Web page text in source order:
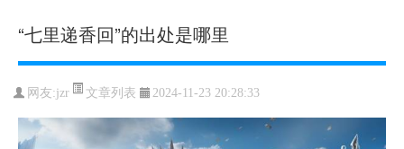
“七里递香回”的出处是哪里
网友:jzr 文章列表 2024-11-23 20:28:33